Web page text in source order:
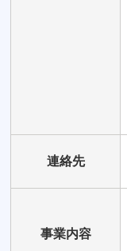
連絡先
事業内容